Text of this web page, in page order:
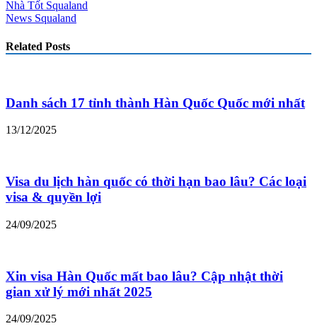
Nhà Tốt Squaland
News Squaland
Related Posts
Danh sách 17 tỉnh thành Hàn Quốc Quốc mới nhất
13/12/2025
Visa du lịch hàn quốc có thời hạn bao lâu? Các loại
visa & quyền lợi
24/09/2025
Xin visa Hàn Quốc mất bao lâu? Cập nhật thời
gian xử lý mới nhất 2025
24/09/2025